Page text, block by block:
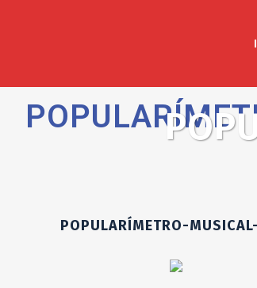
POPULARÍMETRO-